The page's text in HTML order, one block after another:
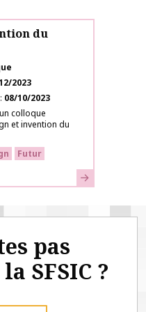
du
2023
08/10/2023
colloque
et invention du
Futur
En savoir plus
pas
SFSIC ?